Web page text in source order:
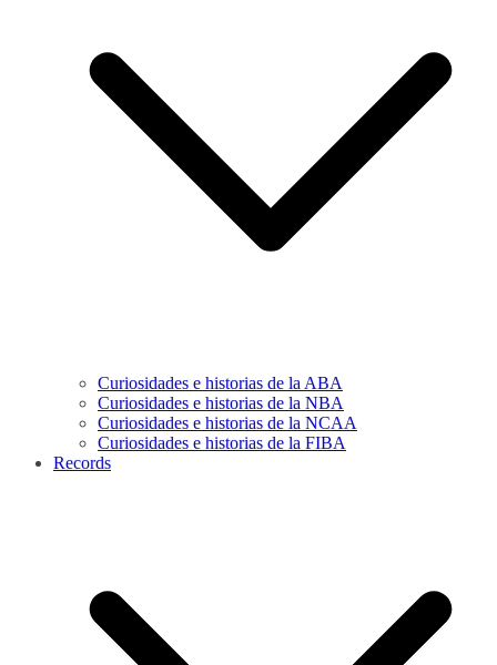
Curiosidades e historias de la ABA
Curiosidades e historias de la NBA
Curiosidades e historias de la NCAA
Curiosidades e historias de la FIBA
Records